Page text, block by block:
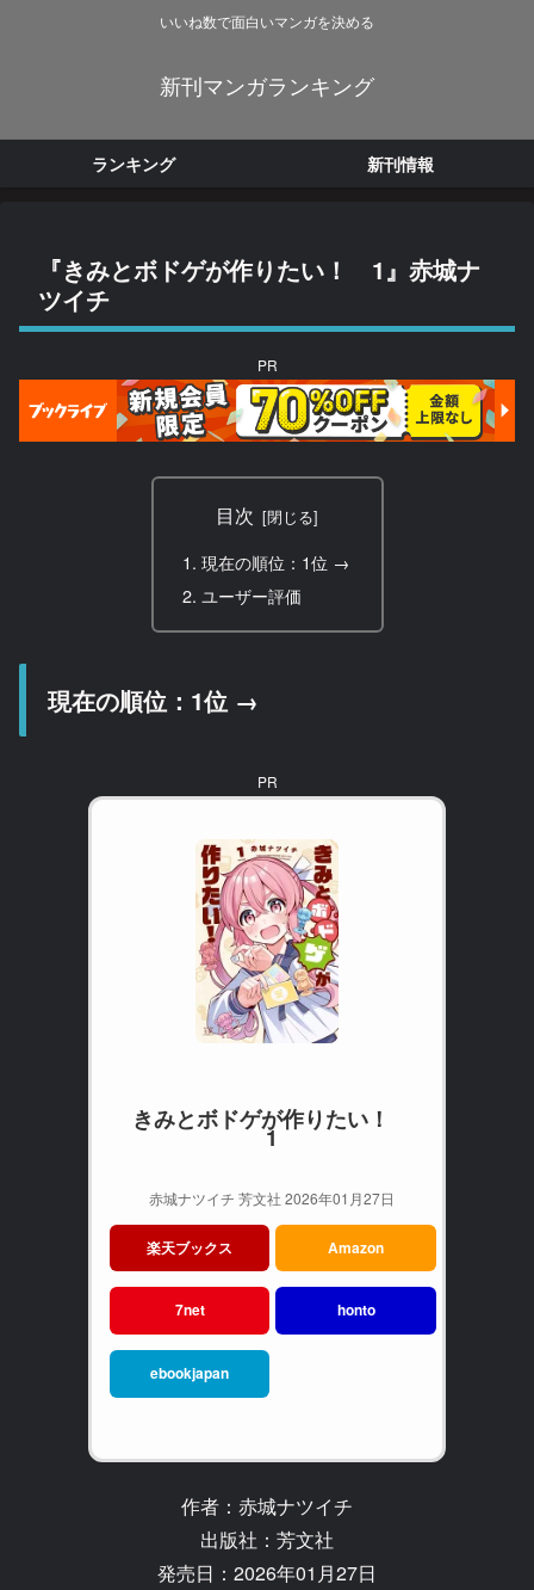
いいね数で面白いマンガを決める
新刊マンガランキング
ランキング 新刊情報
『きみとボドゲが作りたい！ 1』赤城ナ
ツイチ
PR
目次
現在の順位：1位 →
ユーザー評価
現在の順位：1位 →
PR
きみとボドゲが作りたい！
1
赤城ナツイチ 芳文社 2026年01月27日
楽天ブックス Amazon
7net honto
ebookjapan
作者：赤城ナツイチ
出版社：芳文社
発売日：2026年01月27日